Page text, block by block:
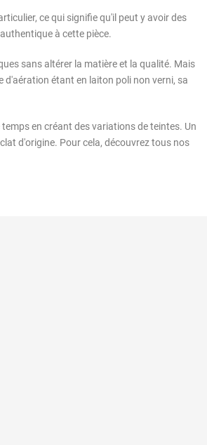
ce qui signifie qu'il peut y avoir des
à cette pièce.
sans altérer la matière et la qualité. Mais
d'aération étant en laiton poli non verni, sa
en créant des variations de teintes. Un
d'origine. Pour cela, découvrez tous nos